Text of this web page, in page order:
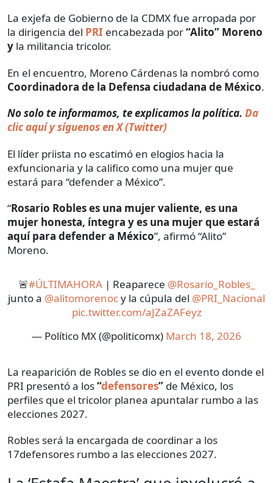
La exjefa de Gobierno de la CDMX fue arropada por
la dirigencia del PRI encabezada por“Alito” Moreno
y la militancia tricolor.
En el encuentro, Moreno Cárdenas la nombró como
Coordinadora de la Defensa ciudadana de México.
No solo te informamos, te explicamos la política. Da
clic aquí y síguenos en X (Twitter)
El líder priista no escatimó en elogios hacia la
exfuncionaria y la califico como una mujer que
estará para “defender a México”.
“Rosario Robles es una mujer valiente, es una
mujer honesta, íntegra y es una mujer que estará
aquí para defender a México”, afirmó “Alito”
Moreno.
🚨#ÚLTIMAHORA| Reaparece @Rosario_Robles_
junto a @alitomorenocy la cúpula del @PRI_Nacional
pic.twitter.com/aJZaZAFeyz
— Político MX (@politicomx) March 18, 2026
La reaparición de Robles se dio en el evento donde el
PRI presentó a los“defensores” de México, los
perfiles que el tricolor planea apuntalar rumbo a las
elecciones 2027.
Robles será la encargada de coordinar a los
17defensores rumbo a las elecciones 2027.